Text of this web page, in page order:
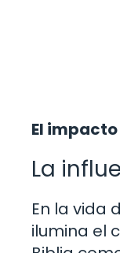
El
La
En la vida
ilumina el